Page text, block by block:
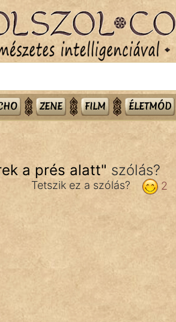
ZENE FILM ÉLETMÓD
a prés alatt" szólás?
2
Tetszik ez a szólás?